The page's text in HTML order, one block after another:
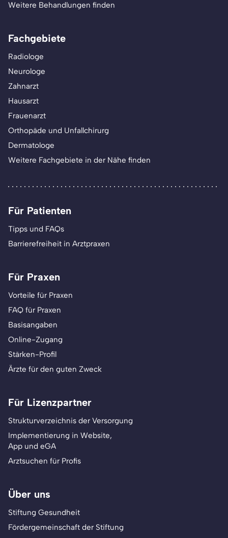
Weitere Behandlungen finden
Fachgebiete
Radiologe
Neurologe
Zahnarzt
Hausarzt
Frauenarzt
Orthopäde und Unfallchirurg
Dermatologe
Weitere Fachgebiete in der Nähe finden
Für Patienten
Tipps und FAQs
Barrierefreiheit in Arztpraxen
Für Praxen
Vorteile für Praxen
FAQ für Praxen
Basisangaben
Online-Zugang
Stärken-Profil
Ärzte für den guten Zweck
Für Lizenzpartner
Strukturverzeichnis der Versorgung
Implementierung in Website,
App und eGA
Arztsuchen für Profis
Über uns
Stiftung Gesundheit
Fördergemeinschaft der Stiftung